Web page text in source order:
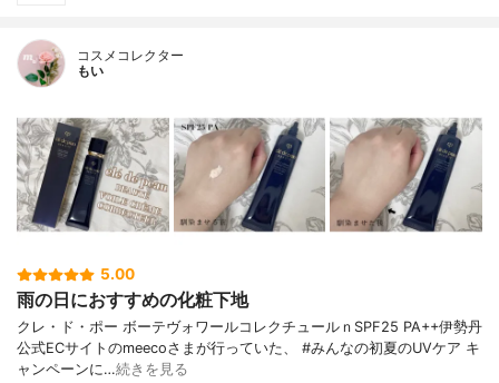
コスメコレクター
もい
5.00
雨の日におすすめの化粧下地
クレ・ド・ポー ボーテヴォワールコレクチュールｎSPF25 PA++伊勢丹
公式ECサイトのmeecoさまが行っていた、 #みんなの初夏のUVケア キ
ャンペーンに…続きを見る